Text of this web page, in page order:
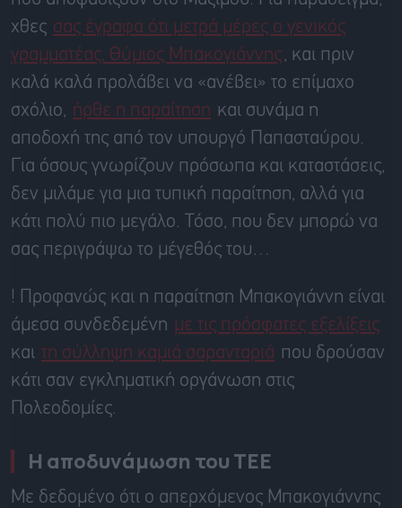
χθες σας έγραφα ότι μετρά μέρες ο γενικός
γραμματέας, Θύμιος Μπακογιάννης
, και πριν
καλά καλά προλάβει να «ανέβει» το επίμαχο
σχόλιο,
ήρθε η παραίτηση και συνάμα η
αποδοχή της από τον υπουργό Παπασταύρου.
Για όσους γνωρίζουν πρόσωπα και καταστάσεις,
δεν μιλάμε για μια τυπική παραίτηση, αλλά για
κάτι πολύ πιο μεγάλο. Τόσο, που δεν μπορώ να
σας περιγράψω το μέγεθός του…
! Προφανώς και η παραίτηση Μπακογιάννη είναι
άμεσα συνδεδεμένη με τις πρόσφατες εξελίξεις
και τη σύλληψη καμιά σαρανταριά που δρούσαν
κάτι σαν εγκληματική οργάνωση στις
Πολεοδομίες.
Η αποδυνάμωση του ΤΕΕ
Με δεδομένο ότι ο απερχόμενος Μπακογιάννης